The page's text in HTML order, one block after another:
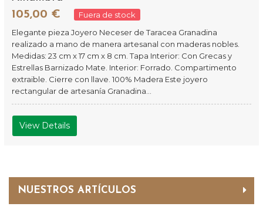
NUESTROS ARTÍCULOS
105,00 €
Fuera de stock
Elegante pieza Joyero Neceser de Taracea Granadina
realizado a mano de manera artesanal con maderas nobles.
Medidas: 23 cm x 17 cm x 8 cm. Tapa Interior: Con Grecas y
Estrellas Barnizado Mate. Interior: Forrado. Compartimento
extraible. Cierre con llave. 100% Madera Este joyero
rectangular de artesanía Granadina...
View Details